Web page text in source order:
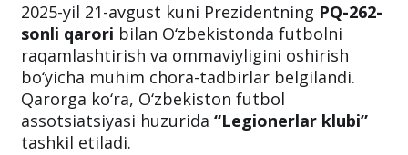
2025-yil 21-avgust kuni Prezidentning PQ-262-
sonli qarori bilan O‘zbekistonda futbolni
raqamlashtirish va ommaviyligini oshirish
bo‘yicha muhim chora-tadbirlar belgilandi.
Qarorga ko‘ra, O‘zbekiston futbol
assotsiatsiyasi huzurida “Legionerlar klubi”
tashkil etiladi.